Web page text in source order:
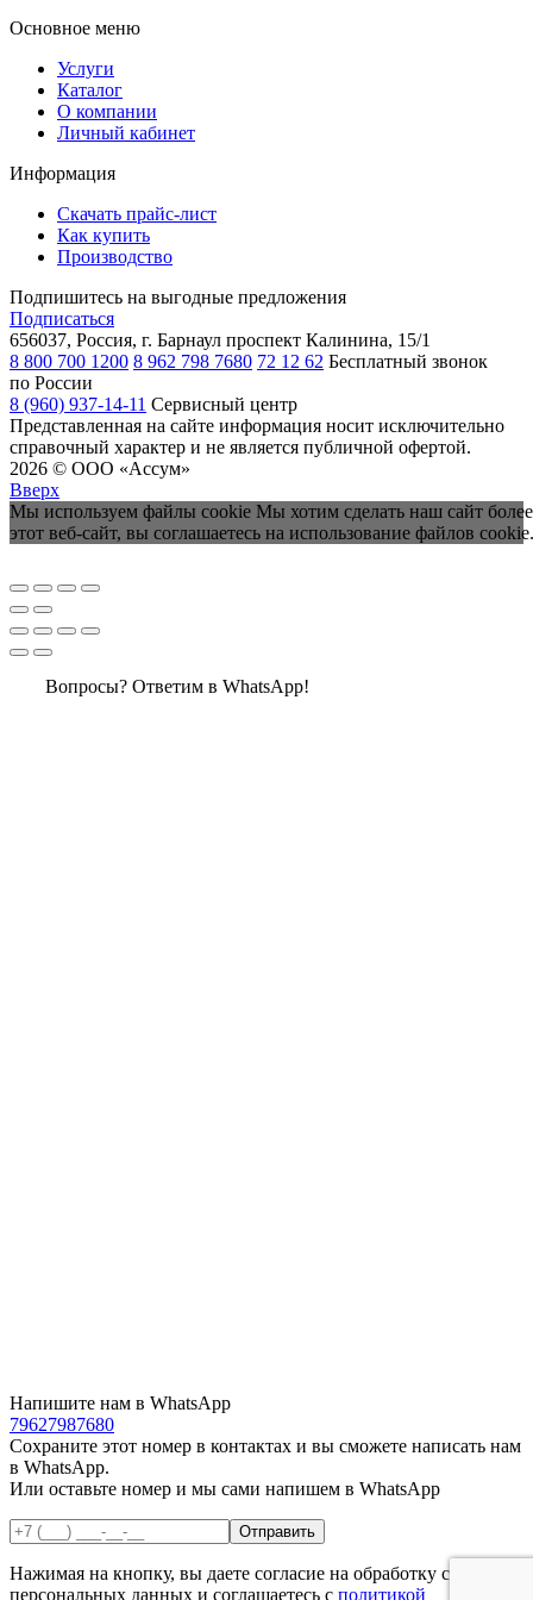
Основное меню
Услуги
Каталог
О компании
Личный кабинет
Информация
Скачать прайс-лист
Как купить
Производство
Подпишитесь на выгодные предложения
Подписаться
656037, Россия, г. Барнаул проспект Калинина, 15/1
8 800 700 1200 8 962 798 7680 72 12 62 Бесплатный звонок
по России
8 (960) 937-14-11 Сервисный центр
Представленная на сайте информация носит исключительно
справочный характер и не является публичной офертой.
2026 © ООО «Ассум»
Вверх
Мы используем файлы cookie Мы хотим сделать наш сайт
этот веб-сайт, вы соглашаетесь на использование файлов cookie.
Вопросы? Ответим в WhatsApp!
Напишите нам в WhatsApp
79627987680
Сохраните этот номер в контактах и вы сможете написать нам
в WhatsApp.
Или оставьте номер и мы сами напишем в WhatsApp
Нажимая на кнопку, вы даете согласие на обработку своих
персональных данных и соглашаетесь с политикой